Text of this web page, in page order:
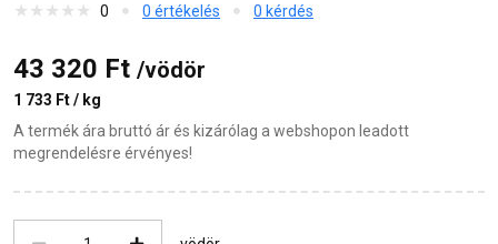
0
0 értékelés 0 kérdés
43 320 Ft /vödör
1 733 Ft / kg
A termék ára bruttó ár és kizárólag a webshopon leadott
megrendelésre érvényes!